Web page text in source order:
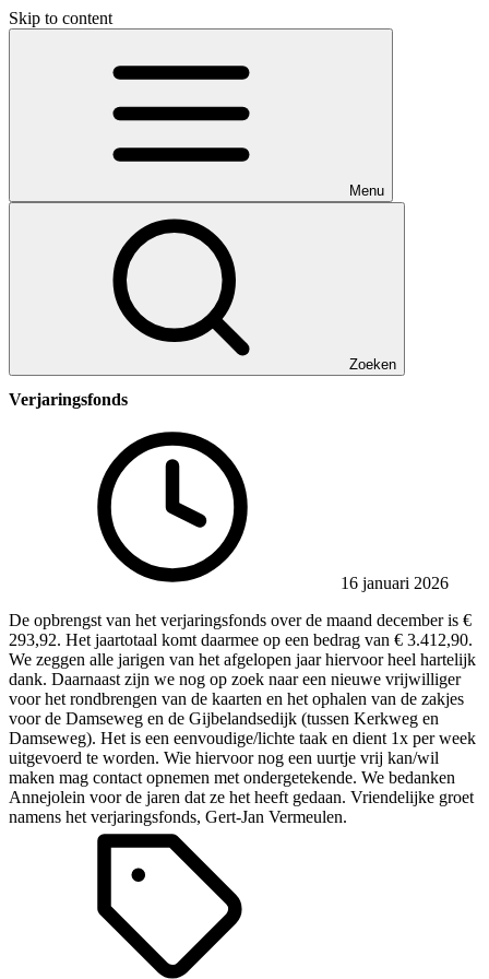
Skip to content
Menu
Zoeken
Verjaringsfonds
16 januari 2026
De opbrengst van het verjaringsfonds over de maand december is €
293,92. Het jaartotaal komt daarmee op een bedrag van € 3.412,90.
We zeggen alle jarigen van het afgelopen jaar hiervoor heel hartelijk
dank. Daarnaast zijn we nog op zoek naar een nieuwe vrijwilliger
voor het rondbrengen van de kaarten en het ophalen van de zakjes
voor de Damseweg en de Gijbelandsedijk (tussen Kerkweg en
Damseweg). Het is een eenvoudige/lichte taak en dient 1x per week
uitgevoerd te worden. Wie hiervoor nog een uurtje vrij kan/wil
maken mag contact opnemen met ondergetekende. We bedanken
Annejolein voor de jaren dat ze het heeft gedaan. Vriendelijke groet
namens het verjaringsfonds, Gert-Jan Vermeulen.